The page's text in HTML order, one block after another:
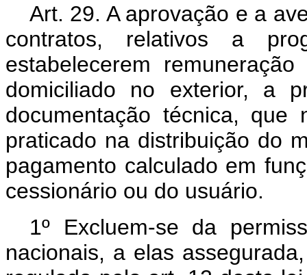
Art. 29. A aprovação e a
contratos, relativos a
estabelecerem
domiciliado no exterior, a
documentação técnica,
praticado na distribuição do
pagamento calculado em
cessionário ou do usuário.
1º Excluem-se da
nacionais, a elas